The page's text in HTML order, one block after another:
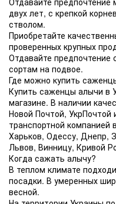
двух лет, с крепкой
стволом.
Приобретайте
проверенных крупных
Отдавайте
сортам на подвое.
Где можно купить
Купить саженцы алычи в
магазине. В наличии
Новой Почтой, УкрПочтой
транспортной компанией
Харьков, Одессу, Днепр,
Львов, Винницу, Кривой
Когда сажать алычу?
В теплом климате
посадки. В умеренных
весной.